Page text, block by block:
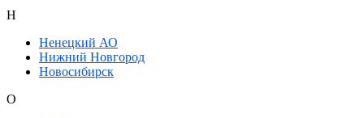
Н
Ненецкий АО
Нижний Новгород
Новосибирск
О